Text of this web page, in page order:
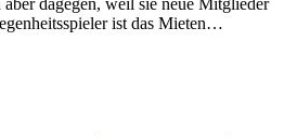
aber dagegen, weil sie neue Mitglieder
ist das Mieten…